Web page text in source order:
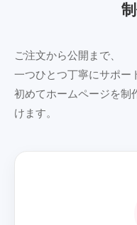
ご注文から公開まで、
一つひとつ丁寧にサポー
初めてホームページを制
けます。